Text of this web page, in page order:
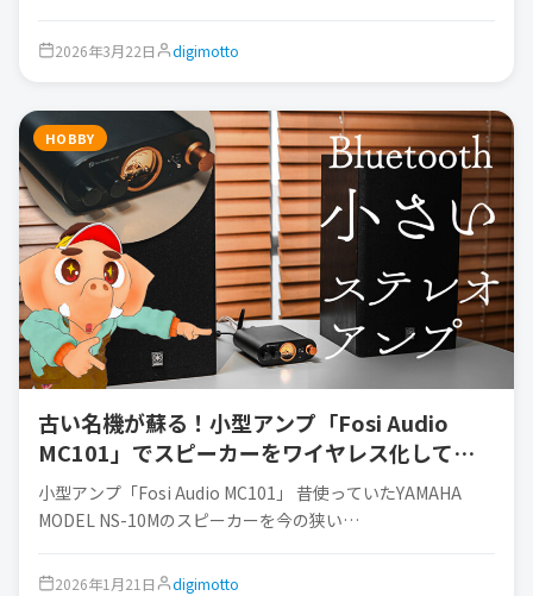
2026年3月22日 digimotto
HOBBY
古い名機が蘇る！小型アンプ「Fosi Audio
MC101」でスピーカーをワイヤレス化してみ
た
小型アンプ「Fosi Audio MC101」 昔使っていたYAMAHA
MODEL NS-10Mのスピーカーを今の狭い…
2026年1月21日 digimotto